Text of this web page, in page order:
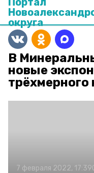
округа
В
новые
трёхмерного
7 февраля 2022, 17:39